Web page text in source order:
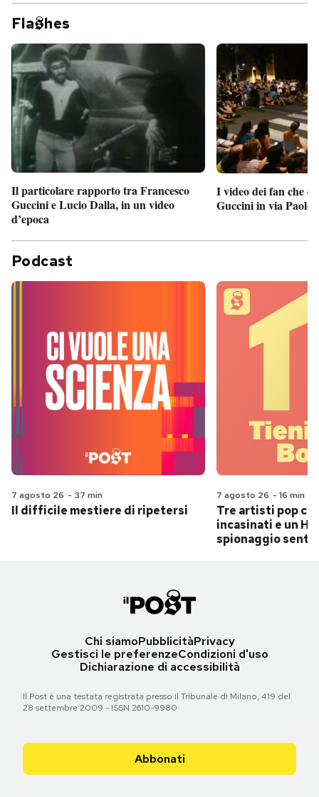
Fla hes
Il particolare rapporto tra Francesco
Guccini e Lucio Dalla, in un video
d’epoca
I video dei fan che
Guccini in via Paolo
Podcast
7 agosto 26 - 37 min
Il difficile mestiere di ripetersi
7 agosto 26 - 16 min
Tre artisti pop
incasinati e un
spionaggio
Chi siamoPubblicitàPrivacy
Gestisci le preferenzeCondizioni d'uso
Dichiarazione di accessibilità
Il Post è una testata registrata presso il Tribunale di Milano, 419 del
28 settembre 2009 - ISSN 2610-9980
Abbonati